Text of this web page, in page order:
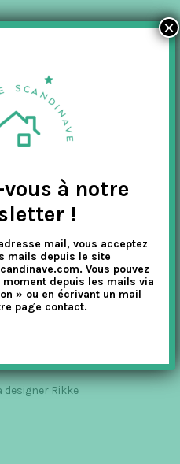
2014.
Rikke
à notre
!
mail, vous acceptez
mails depuis le site
Vous pouvez
depuis les mails via
» ou en écrivant un mail
page contact.
×